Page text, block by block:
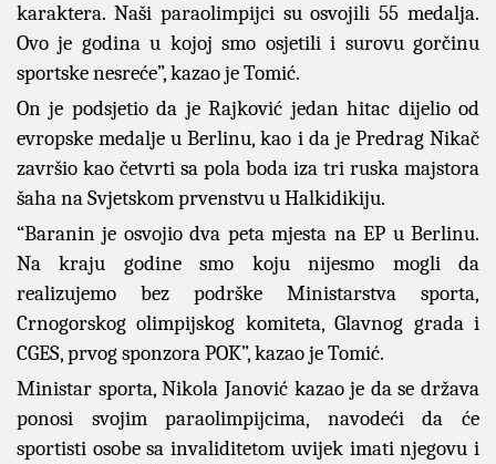
karaktera. Naši paraolimpijci su osvojili 55 medalja.
Ovo je godina u kojoj smo osjetili i surovu gorčinu
sportske nesreće”, kazao je Tomić.
On je podsjetio da je Rajković jedan hitac dijelio od
evropske medalje u Berlinu, kao i da je Predrag Nikač
završio kao četvrti sa pola boda iza tri ruska majstora
šaha na Svjetskom prvenstvu u Halkidikiju.
“Baranin je osvojio dva peta mjesta na EP u Berlinu.
Na kraju godine smo koju nijesmo mogli da
realizujemo bez podrške Ministarstva sporta,
Crnogorskog olimpijskog komiteta, Glavnog grada i
CGES, prvog sponzora POK”, kazao je Tomić.
Ministar sporta, Nikola Janović kazao je da se država
ponosi svojim paraolimpijcima, navodeći da će
sportisti osobe sa invaliditetom uvijek imati njegovu i